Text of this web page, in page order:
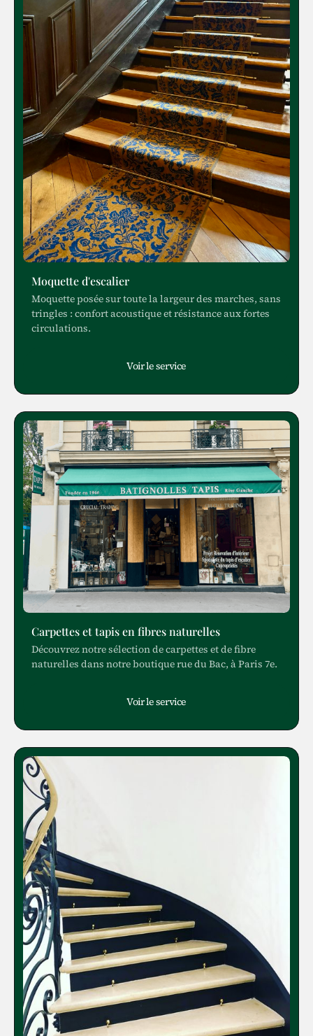
Moquette d'escalier
Moquette posée sur toute la largeur des marches, sans
tringles : confort acoustique et résistance aux fortes
circulations.
Voir le service
Carpettes et tapis en fibres naturelles
Découvrez notre sélection de carpettes et de fibre
naturelles dans notre boutique rue du Bac, à Paris 7e.
Voir le service